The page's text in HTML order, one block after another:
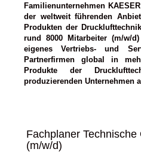
Familienunternehmen
der weltweit führenden
Produkten der
rund 8000 Mitarbeiter (m/w/
eigenes Vertriebs- und
Partnerfirmen global in
Produkte der
produzierenden Unternehmen
Fachplaner
(m/w/d)